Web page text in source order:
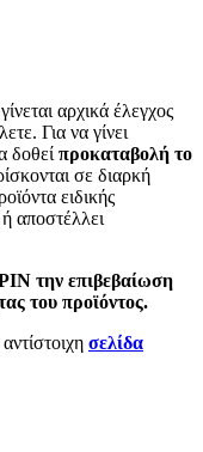
αρχικά έλεγχος
Για να γίνει
δοθεί προκαταβολή το
σε διαρκή
ειδικής
αποστέλλει
την επιβεβαίωση
του προϊόντος.
σελίδα